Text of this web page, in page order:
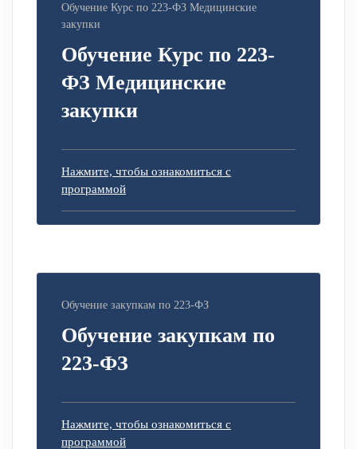
Обучение Курс по 223-ФЗ Медицинские
закупки
Обучение Курс по 223-
ФЗ Медицинские
закупки
Нажмите, чтобы ознакомиться с
программой
Обучение закупкам по 223-ФЗ
Обучение закупкам по
223-ФЗ
Нажмите, чтобы ознакомиться с
программой